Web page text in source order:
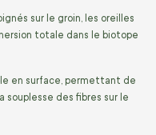
sur le groin, les oreilles
totale dans le biotope
en surface, permettant de
souplesse des fibres sur le